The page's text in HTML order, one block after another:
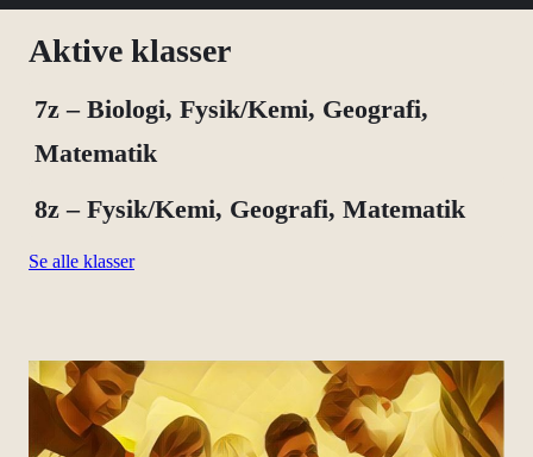
Aktive klasser
7z – Biologi, Fysik/Kemi, Geografi,
Matematik
8z – Fysik/Kemi, Geografi, Matematik
Se alle klasser